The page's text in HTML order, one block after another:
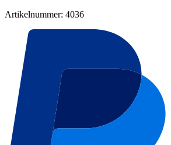
Artikelnummer: 4036